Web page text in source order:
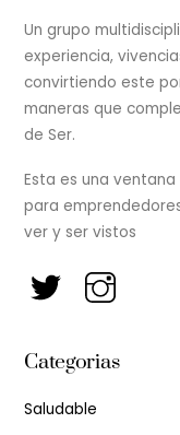
Un grupo
experiencia,
convirtiendo este
maneras que
de Ser.
Esta es una
para
ver y ser vistos
Categorias
Saludable